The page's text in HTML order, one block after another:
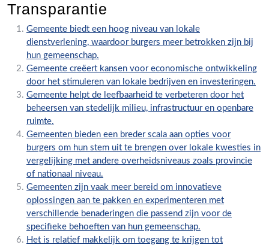
Transparantie
Gemeente biedt een hoog niveau van lokale
dienstverlening, waardoor burgers meer betrokken zijn bij
hun gemeenschap.
Gemeente creëert kansen voor economische ontwikkeling
door het stimuleren van lokale bedrijven en investeringen.
Gemeente helpt de leefbaarheid te verbeteren door het
beheersen van stedelijk milieu, infrastructuur en openbare
ruimte.
Gemeenten bieden een breder scala aan opties voor
burgers om hun stem uit te brengen over lokale kwesties in
vergelijking met andere overheidsniveaus zoals provincie
of nationaal niveau.
Gemeenten zijn vaak meer bereid om innovatieve
oplossingen aan te pakken en experimenteren met
verschillende benaderingen die passend zijn voor de
specifieke behoeften van hun gemeenschap.
Het is relatief makkelijk om toegang te krijgen tot